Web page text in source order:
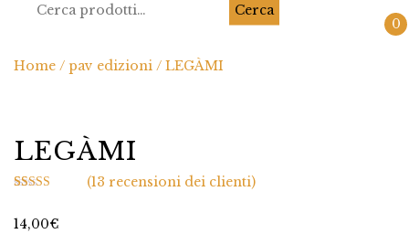
Cerca
0
Home / pav edizioni / LEGÀMI
LEGÀMI
direcensioni
(13 recensioni dei clienti)
14,00€